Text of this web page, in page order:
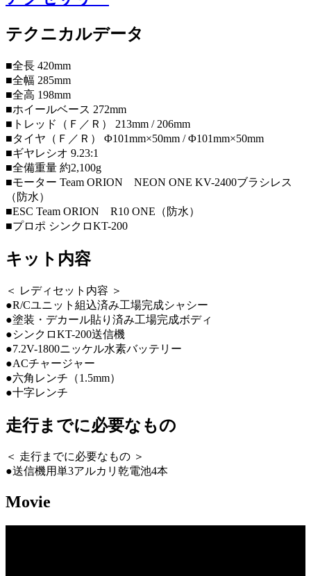
テクニカルデータ
■全長 420mm
■全幅 285mm
■全高 198mm
■ホイールベース 272mm
■トレッド（Ｆ／Ｒ） 213mm / 206mm
■タイヤ（Ｆ／Ｒ） Φ101mm×50mm / Φ101mm×50mm
■ギヤレシオ 9.23:1
■全備重量 約2,100g
■モーター Team ORION NEON ONE KV-2400ブラシレス
（防水）
■ESC Team ORION R10 ONE（防水）
■プロポ シンクロKT-200
キット内容
＜ レディセット内容 ＞
●R/Cユニット組込済み工場完成シャシー
●塗装・デカール貼り済み工場完成ボディ
●シンクロKT-200送信機
●7.2V-1800ニッケル水素バッテリー
●ACチャージャー
●六角レンチ（1.5mm）
●十字レンチ
走行までに必要なもの
＜ 走行までに必要なもの ＞
●送信機用単3アルカリ乾電池4本
Movie